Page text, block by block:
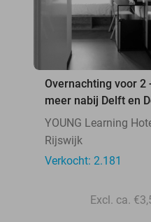
Overnachting voor 2
meer nabij Delft en
YOUNG Learning
Rijswijk
Verkocht: 2.181
Excl. ca.